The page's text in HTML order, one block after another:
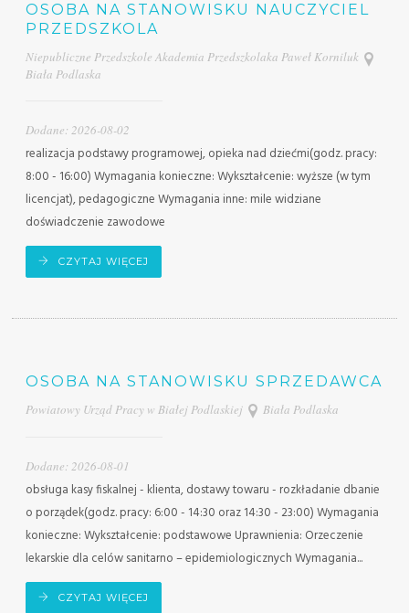
OSOBA NA STANOWISKU NAUCZYCIEL
PRZEDSZKOLA
Niepubliczne Przedszkole Akademia Przedszkolaka Paweł Korniluk
Biała Podlaska
Dodane: 2026-08-02
realizacja podstawy programowej, opieka nad dziećmi(godz. pracy:
8:00 - 16:00) Wymagania konieczne: Wykształcenie: wyższe (w tym
licencjat), pedagogiczne Wymagania inne: mile widziane
doświadczenie zawodowe
CZYTAJ WIĘCEJ
OSOBA NA STANOWISKU SPRZEDAWCA
Powiatowy Urząd Pracy w Białej Podlaskiej Biała Podlaska
Dodane: 2026-08-01
obsługa kasy fiskalnej - klienta, dostawy towaru - rozkładanie dbanie
o porządek(godz. pracy: 6:00 - 14:30 oraz 14:30 - 23:00) Wymagania
konieczne: Wykształcenie: podstawowe Uprawnienia: Orzeczenie
lekarskie dla celów sanitarno – epidemiologicznych Wymagania...
CZYTAJ WIĘCEJ